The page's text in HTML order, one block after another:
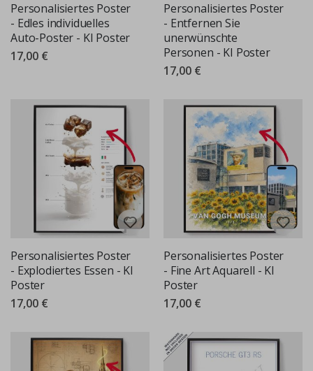
Personalisiertes Poster
- Edles individuelles
Auto-Poster - KI Poster
17,00 €
Personalisiertes Poster
- Entfernen Sie
unerwünschte
Personen - KI Poster
17,00 €
Personalisiertes Poster
- Explodiertes Essen - KI
Poster
17,00 €
Personalisiertes Poster
- Fine Art Aquarell - KI
Poster
17,00 €